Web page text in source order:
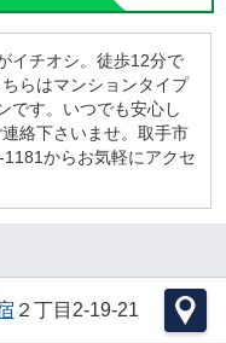
イチオシ。徒歩12分で
らはマンションタイプ
です。いつでも安心し
絡下さいませ。取手市
からお気軽にアクセ
２丁目2-19-21